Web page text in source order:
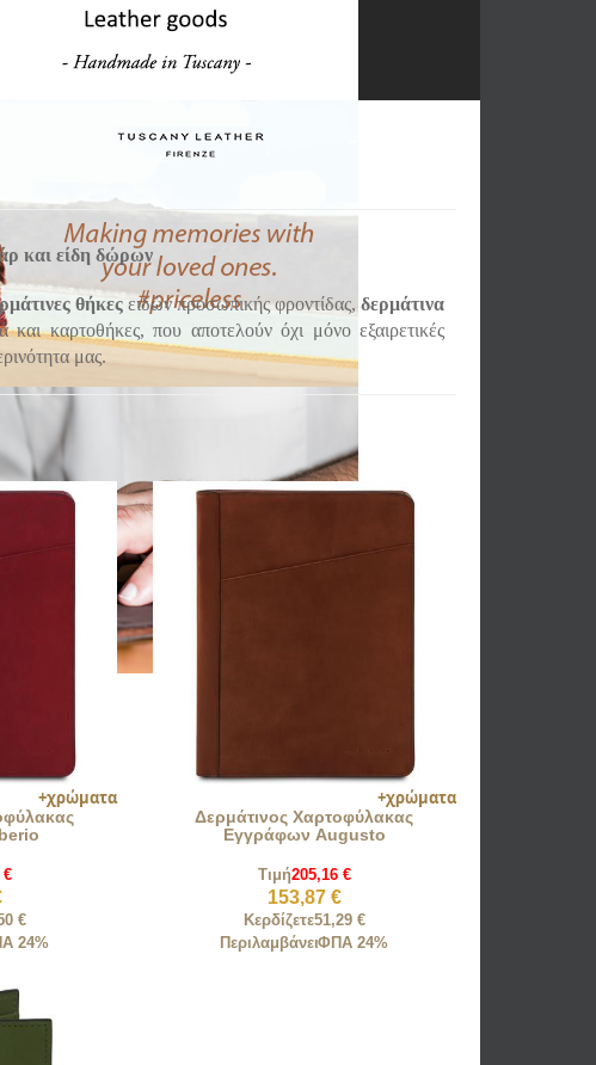
και είδη δώρων
θήκεςειδών προσωπικής φροντίδας,δερμάτινα
και καρτοθήκες, που αποτελούν όχι μόνο εξαιρετικές
μας.
€
€
24%
Δερμάτινος Χαρτοφύλακας
Εγγράφων Augusto
Τιμή205,16 €
153,87 €
Κερδίζετε51,29 €
ΠεριλαμβάνειΦΠΑ 24%